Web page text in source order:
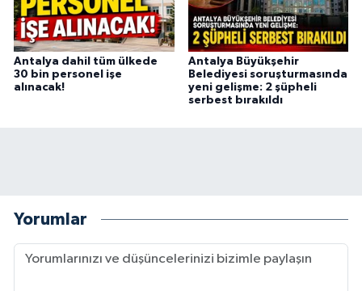
Antalya dahil tüm ülkede
30 bin personel işe
alınacak!
Antalya Büyükşehir
Belediyesi soruşturmasında
yeni gelişme: 2 şüpheli
serbest bırakıldı
Yorumlar